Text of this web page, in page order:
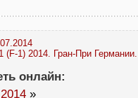
(F-1) 2014. Гран-При
онлайн:
»